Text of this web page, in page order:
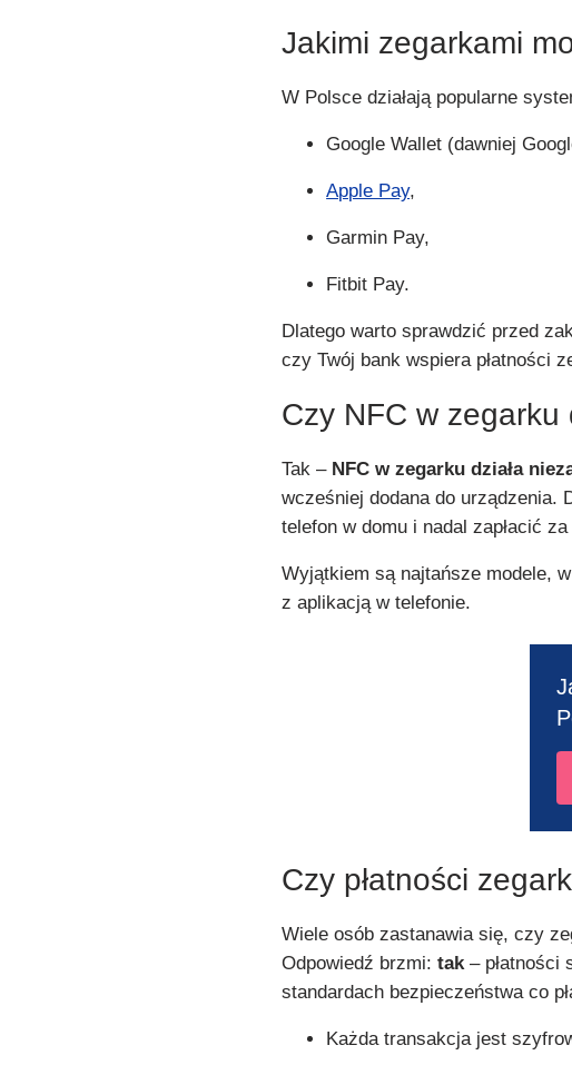
Jakimi zegarkami
W Polsce działają popularne
Google Wallet (dawniej
Apple Pay,
Garmin Pay,
Fitbit Pay.
Dlatego warto sprawdzić przed
czy Twój bank wspiera płatności
Czy NFC w zegarku
Tak – NFC w zegarku działa
wcześniej dodana do urządzenia.
telefon w domu i nadal zapłacić
Wyjątkiem są najtańsze modele,
z aplikacją w telefonie.
Czy płatności
Wiele osób zastanawia się, czy
Odpowiedź brzmi:tak – płatności
standardach bezpieczeństwa co
Każda transakcja jest